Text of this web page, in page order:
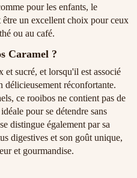
pour les enfants, le
un excellent choix pour ceux
ou au café.
Caramel ?
sucré, et lorsqu'il est associé
délicieusement réconfortante.
ce rooibos ne contient pas de
pour se détendre sans
distingue également par sa
digestives et son goût unique,
et gourmandise.